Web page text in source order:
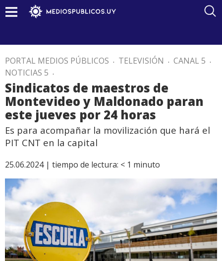
PORTAL MEDIOS PÚBLICOS . TELEVISIÓN . CANAL 5 .
NOTICIAS 5 .
Sindicatos de maestros de
Montevideo y Maldonado paran
este jueves por 24 horas
Es para acompañar la movilización que hará el
PIT CNT en la capital
25.06.2024 | tiempo de lectura: < 1 minuto